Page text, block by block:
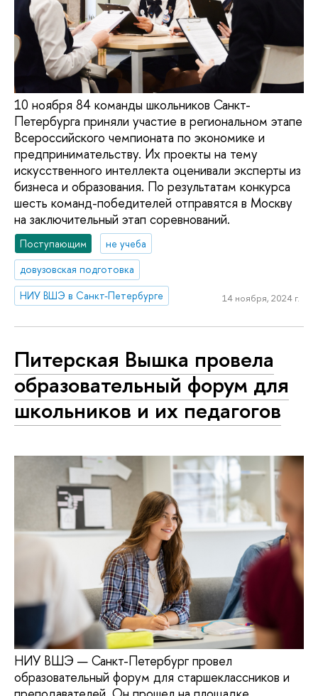
10 ноября 84 команды школьников Санкт-
Петербурга приняли участие в региональном этапе
Всероссийского чемпионата по экономике и
предпринимательству. Их проекты на тему
искусственного интеллекта оценивали эксперты из
бизнеса и образования. По результатам конкурса
шесть команд-победителей отправятся в Москву
на заключительный этап соревнований.
Поступающим
не учеба
довузовская подготовка
НИУ ВШЭ в Санкт-Петербурге
14 ноября, 2024 г.
Питерская Вышка провела
образовательный форум для
школьников и их педагогов
НИУ ВШЭ — Санкт-Петербург провел
образовательный форум для старшеклассников и